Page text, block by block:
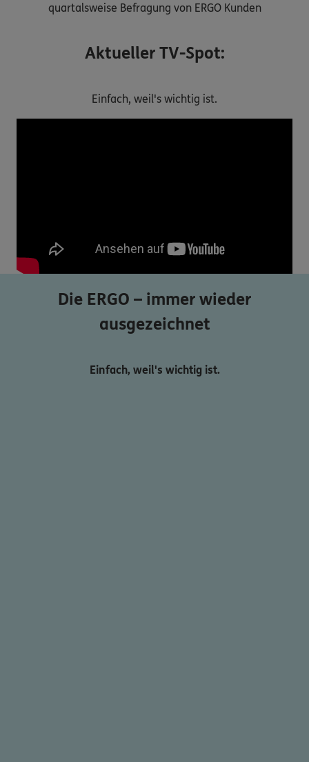
quartalsweise Befragung von ERGO Kunden
Aktueller TV-Spot:
Einfach, weil's wichtig ist.
Die ERGO – immer wieder
ausgezeichnet
Einfach, weil's wichtig ist.